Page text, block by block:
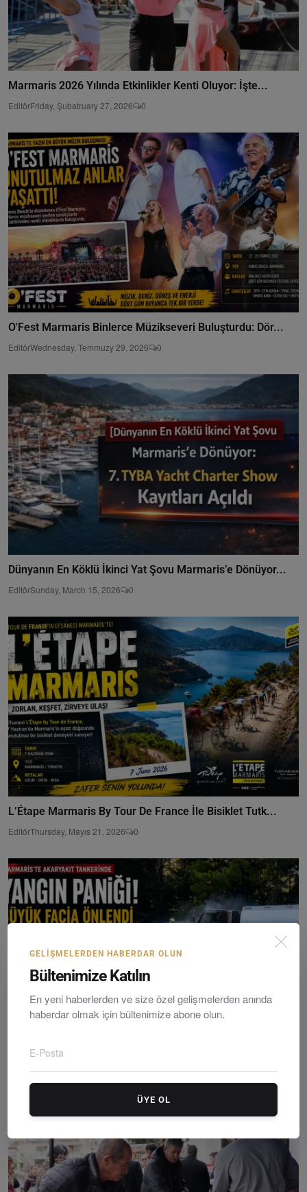
Marmaris 2026 Yılında Etkinlikler Kenti Oluyor: İşte...
EditörFriday, Şubatruary 27, 2026 0
O'Fest Marmaris Binlerce Müzikseveri Buluşturdu: Dör...
EditörWednesday, Temmuzy 29, 2026 0
Dünyanın En Köklü İkinci Yat Şovu Marmaris’e Dönüyor...
EditörSunday, March 15, 2026 0
L’Étape Marmaris By Tour De France İle Bisiklet Tutk...
EditörThursday, Mayıs 21, 2026 0
Marmaris’te Korkutan Akaryakıt Tankeri Yangını: Faci...
EditörMonday, Hazirane 1, 2026 0
GELIŞMELERDEN HABERDAR OLUN
Bültenimize Katılın
En yeni haberlerden ve size özel gelişmelerden anında
haberdar olmak için bültenimize abone olun.
ÜYE OL